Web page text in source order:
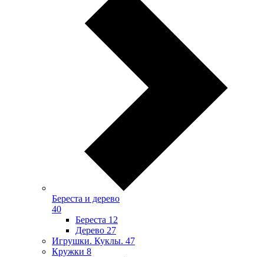
Береста и дерево
40
Береста 12
Дерево 27
Игрушки. Куклы. 47
Кружки 8